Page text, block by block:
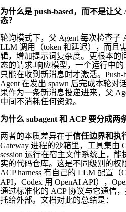
为什么是 push-based，而不是让
态？
轮询模式下，父 Agent 每次检查子
LLM 调用（token 和延迟），而且
辑，增加提示词复杂度。更根本的
态的请求-响应模型，一个运行中
只能在收到新消息时才激活。
Agent 在发出 spawn 后完成本轮对
果作为一条新消息投递进来，父
中间不消耗任何资源。
为什么 subagent 和 ACP 要分成两
两者的本质差异在于信任边界和执
Gateway 进程的沙箱里，工具集由
session 运行在宿主文件系统上，
实的代码仓库。这是不同级别的权
ACP harness 有自己的 LLM 配置（
API，Codex 用 OpenAI API），
通过标准化的 ACP 协议与它通信
托给外部。文档对此的总结是：